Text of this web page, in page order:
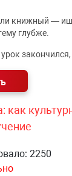
книжный —
глубже.
как
2250